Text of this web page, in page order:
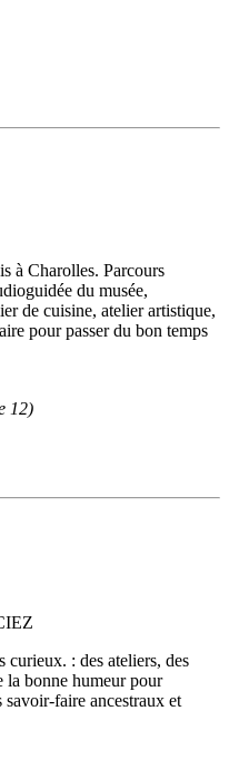
à Charolles. Parcours
du musée,
de cuisine, atelier artistique,
pour passer du bon temps
12)
curieux. : des ateliers, des
la bonne humeur pour
savoir-faire ancestraux et